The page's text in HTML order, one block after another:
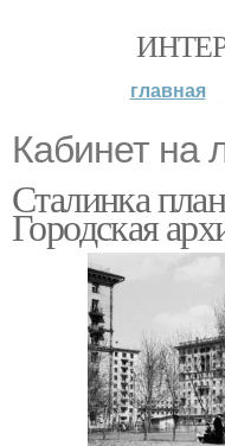
главная
Кабинет на
Сталинка
Городская